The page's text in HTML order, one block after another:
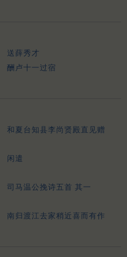
送薛秀才
酬卢十一过宿
和夏台知县李尚贤殿直见赠
闲遣
司马温公挽诗五首 其一
南归渡江去家稍近喜而有作